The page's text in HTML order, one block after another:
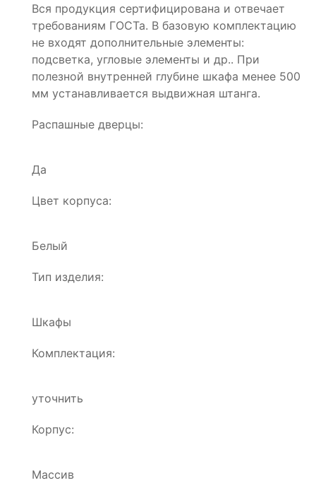
Вся продукция сертифицирована и отвечает
требованиям ГОСТа. В базовую комплектацию
не входят дополнительные элементы:
подсветка, угловые элементы и др.. При
полезной внутренней глубине шкафа менее 500
мм устанавливается выдвижная штанга.
Распашные дверцы:
Да
Цвет корпуса:
Белый
Тип изделия:
Шкафы
Комплектация:
уточнить
Корпус:
Массив